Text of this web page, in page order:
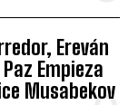
Ereván
Empieza
Musabekov